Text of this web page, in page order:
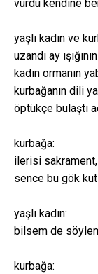
vurdu kendine
yaşlı kadın ve
uzandı ay
kadın ormanın
kurbağanın dili
öptükçe bulaştı
kurbağa:
ilerisi
sence bu gök
yaşlı kadın:
bilsem de
kurbağa: